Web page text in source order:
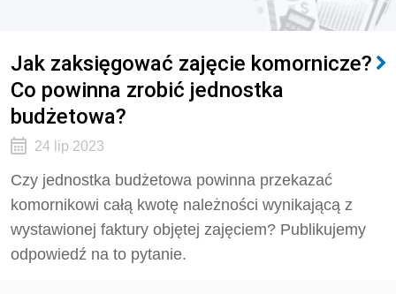
Jak zaksięgować zajęcie komornicze?
Co powinna zrobić jednostka
budżetowa?
24 lip 2023
Czy jednostka budżetowa powinna przekazać
komornikowi całą kwotę należności wynikającą z
wystawionej faktury objętej zajęciem? Publikujemy
odpowiedź na to pytanie.